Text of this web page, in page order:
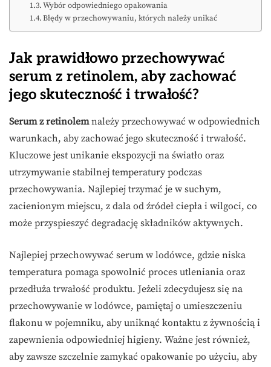
Wybór odpowiedniego opakowania
Błędy w przechowywaniu, których należy unikać
Jak prawidłowo przechowywać
serum z retinolem, aby zachować
jego skuteczność i trwałość?
Serum z retinolemnależy przechowywać w odpowiednich
warunkach, aby zachować jego skuteczność i trwałość.
Kluczowe jest unikanie ekspozycji na światło oraz
utrzymywanie stabilnej temperatury podczas
przechowywania. Najlepiej trzymać je w suchym,
zacienionym miejscu, z dala od źródeł ciepła i wilgoci, co
może przyspieszyć degradację składników aktywnych.
Najlepiej przechowywać serum w lodówce, gdzie niska
temperatura pomaga spowolnić proces utleniania oraz
przedłuża trwałość produktu. Jeżeli zdecydujesz się na
przechowywanie w lodówce, pamiętaj o umieszczeniu
flakonu w pojemniku, aby uniknąć kontaktu z żywnością i
zapewnienia odpowiedniej higieny. Ważne jest również,
aby zawsze szczelnie zamykać opakowanie po użyciu, aby